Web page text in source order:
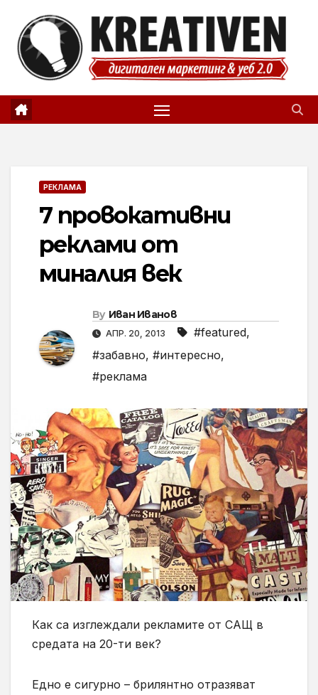
content
РЕКЛАМА
7 провокативни
реклами от
миналия век
By Иван Иванов
АПР. 20, 2013 #featured,
#забавно, #интересно,
#реклама
Как са изглеждали рекламите от САЩ в
средата на 20-ти век?
Едно е сигурно – брилянтно отразяват